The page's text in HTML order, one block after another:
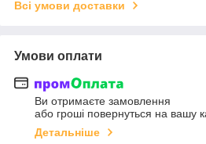
Всі умови доставки
Умови оплати
Ви отримаєте замовлення
або гроші повернуться на вашу
Детальніше